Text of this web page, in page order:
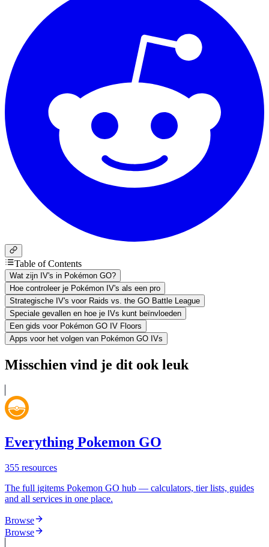
Table of Contents
Wat zijn IV's in Pokémon GO?
Hoe controleer je Pokémon IV's als een pro
Strategische IV's voor Raids vs. the GO Battle League
Speciale gevallen en hoe je IVs kunt beïnvloeden
Een gids voor Pokémon GO IV Floors
Apps voor het volgen van Pokémon GO IVs
Misschien vind je dit ook leuk
Everything Pokemon GO
355 resources
The full igitems Pokemon GO hub — calculators, tier lists, guides
and all services in one place.
Browse
Browse